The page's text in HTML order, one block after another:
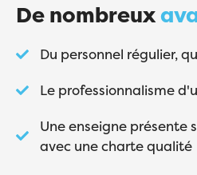
De nombreux
Du personnel régulier,
Le professionnalisme
Une enseigne présente
avec une charte qualité